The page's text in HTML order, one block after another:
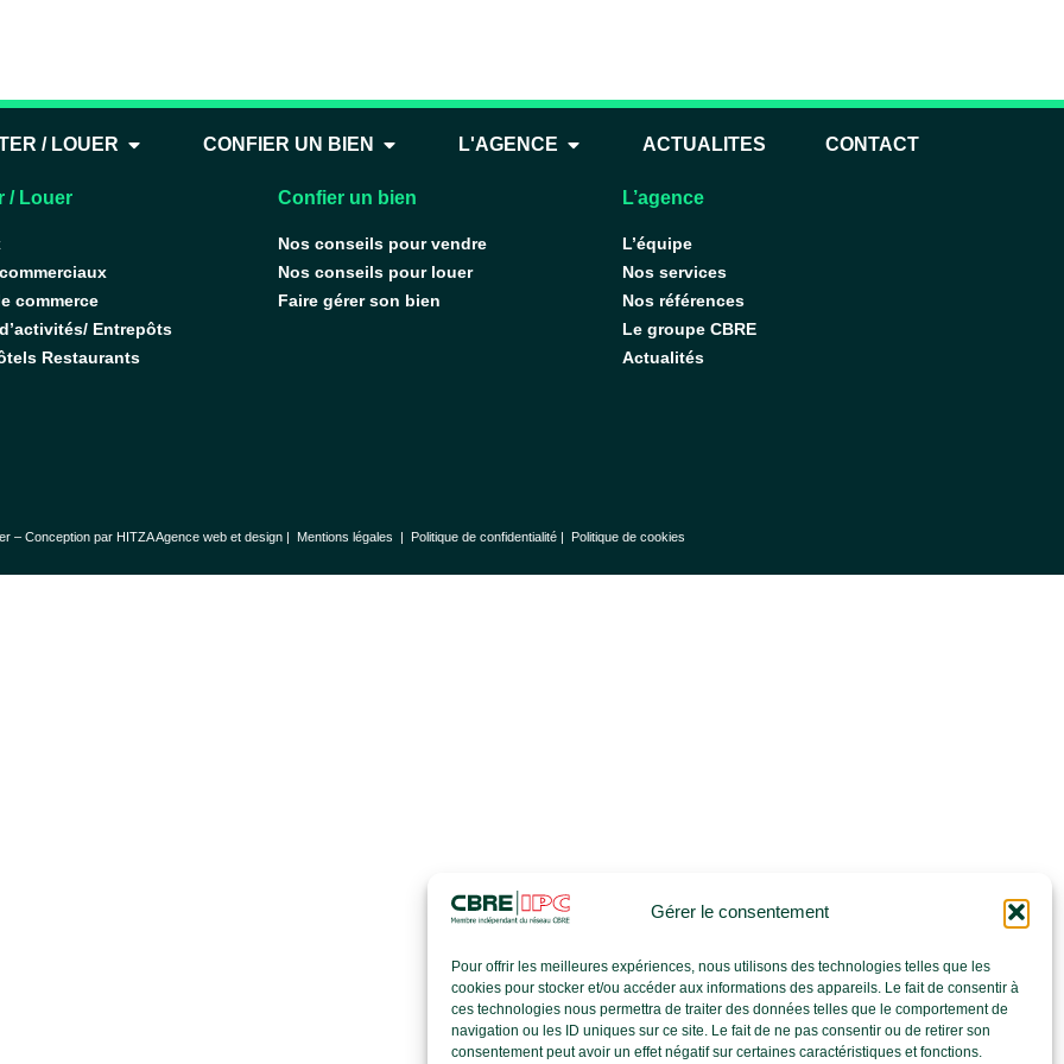
Gérer le consentement
Pour offrir les meilleures expériences, nous utilisons des technologies telles que les
cookies pour stocker et/ou accéder aux informations des appareils. Le fait de consentir à
ces technologies nous permettra de traiter des données telles que le comportement de
navigation ou les ID uniques sur ce site. Le fait de ne pas consentir ou de retirer son
consentement peut avoir un effet négatif sur certaines caractéristiques et fonctions.
/ LOUER CONFIER UN BIEN L'AGENCE ACTUALITES CONTACT
/ Louer
commerce
Entrepôts
Restaurants
Confier un bien
Nos conseils pour vendre
Nos conseils pour louer
Faire gérer son bien
L’agence
L’équipe
Nos services
Nos références
Le groupe CBRE
Actualités
– Conception par HITZA Agence web et design | Mentions légales | Politique de confidentialité | Politique de cookies